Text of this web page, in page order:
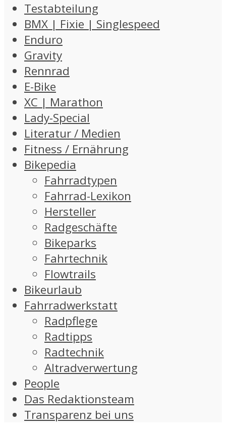
Testabteilung
BMX | Fixie | Singlespeed
Enduro
Gravity
Rennrad
E-Bike
XC | Marathon
Lady-Special
Literatur / Medien
Fitness / Ernährung
Bikepedia
Fahrradtypen
Fahrrad-Lexikon
Hersteller
Radgeschäfte
Bikeparks
Fahrtechnik
Flowtrails
Bikeurlaub
Fahrradwerkstatt
Radpflege
Radtipps
Radtechnik
Altradverwertung
People
Das Redaktionsteam
Transparenz bei uns